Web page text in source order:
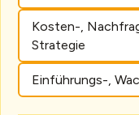
Kosten-,
Strategie
Einführungs-,